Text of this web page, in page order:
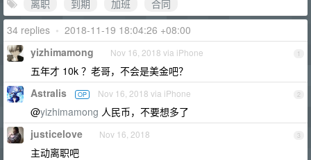
离职
到期 加班
合同
34 replies • 2018-11-19 18:04:26 +08:00
1
yizhimamong Nov 16, 2018 via iPhone
五年才 10k ？老哥，不会是美金吧？
2
Astralis OP Nov 16, 2018 via iPhone
@yizhimamong 人民币，不要想多了
3
justicelove Nov 16, 2018
主动离职吧